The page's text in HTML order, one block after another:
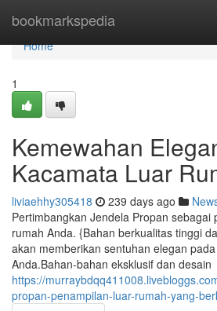
bookmarkspedia
Home
Home
1
Kemewahan
Kacamata Luar
liviaehhy305418 239 days ago
Pertimbangkan Jendela Propan sebagai
rumah Anda. {Bahan berkualitas tinggi
akan memberikan sentuhan elegan
Anda.Bahan-bahan eksklusif dan desain
https://
propan-penampilan-luar-rumah-yang-